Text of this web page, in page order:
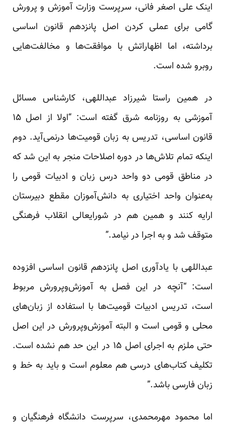
اینک علی اصغر فانی، سرپرست وزارت آموزش و پرورش
گامی برای عملی کردن اصل پانزدهم قانون اساسی
برداشته، اما اظهاراتش با موافقت‌ها و مخالفت‌هایی
روبرو شده است.
در همین راستا شیرزاد عبداللهی، کارشناس مسائل
آموزشی به روزنامه شرق گفته است: “اولا از اصل ۱۵
قانون اساسی، تدریس به زبان قومیت‌ها درنمی‌آید. دوم
اینکه تمام تلاش‌ها در دوره اصلاحات منجر به این شد که
در مناطق قومی دو واحد درس زبان و ادبیات قومی را
به‌عنوان واحد اختیاری به دانش‌آموزان مقطع دبیرستان
ارایه کنند و همین هم در شورایعالی انقلاب فرهنگی
متوقف شد و به اجرا در نیامد.”
عبداللهی با یادآوری اصل پانزدهم قانون اساسی افزوده
است: “آنچه در این فصل به آموزش‌وپرورش مربوط
است، تدریس ادبیات قومیت‌ها با استفاده از زبان‌های
محلی و قومی است و البته آموزش‌وپرورش در این اصل
حتی ملزم به اجرای اصل ۱۵ در این حد هم نشده است.
تکلیف کتاب‌های درسی هم معلوم است و باید به خط و
زبان فارسی باشد.”
اما محمود مهرمحمدی، سرپرست دانشگاه فرهنگیان و